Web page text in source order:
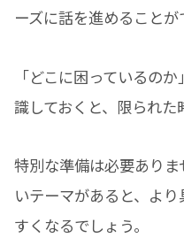
ーズに話を進めることが
「どこに困っているの
識しておくと、限られた
特別な準備は必要あり
いテーマがあると、よ
すくなるでしょう。